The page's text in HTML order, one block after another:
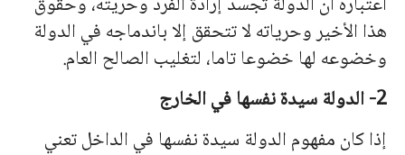
هذا الأخير وحرياته لا تتحقق إلا باندماجه في الدولة
وخضوعه لها خضوعا تاما، لتغليب الصالح العام.
2- الدولة سيدة نفسها في الخارج
إذا كان مفهوم الدولة سيدة نفسها في الداخل تعني